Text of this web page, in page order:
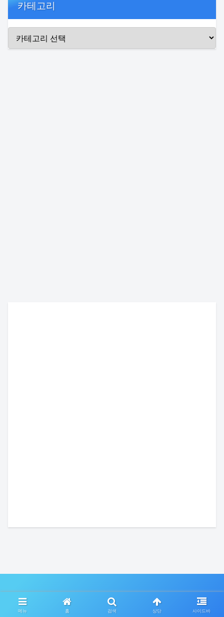
카테고리
Copyright © 2020-2026 눈깨비IT개발자메모 All Rights
메뉴 홈 검색 상단 사이드바